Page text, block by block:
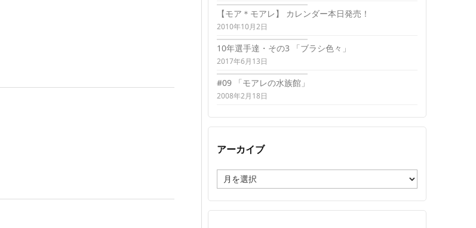
【モア＊モアレ】 カレンダー本日発売！
2010年10月2日
10年選手達・その3 「ブラシ色々」
2017年6月13日
#09 「モアレの水族館」
2008年2月18日
アーカイブ
ー
カ
イ